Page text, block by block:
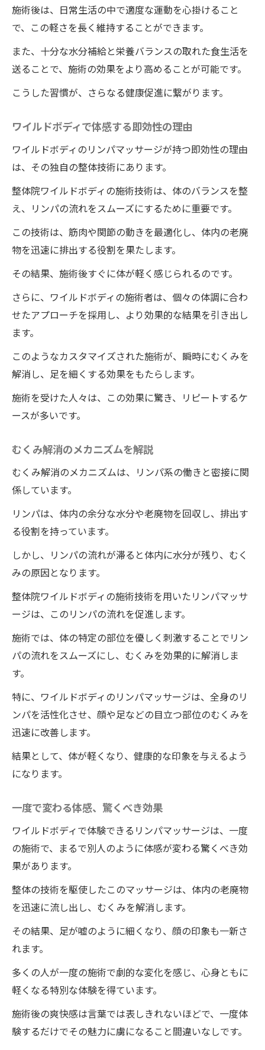
施術後は、日常生活の中で適度な運動を心掛けること
で、この軽さを長く維持することができます。
また、十分な水分補給と栄養バランスの取れた食生活を
送ることで、施術の効果をより高めることが可能です。
こうした習慣が、さらなる健康促進に繋がります。
ワイルドボディで体感する即効性の理由
ワイルドボディのリンパマッサージが持つ即効性の理由
は、その独自の整体技術にあります。
整体院ワイルドボディの施術技術は、体のバランスを整
え、リンパの流れをスムーズにするために重要です。
この技術は、筋肉や関節の動きを最適化し、体内の老廃
物を迅速に排出する役割を果たします。
その結果、施術後すぐに体が軽く感じられるのです。
さらに、ワイルドボディの施術者は、個々の体調に合わ
せたアプローチを採用し、より効果的な結果を引き出し
ます。
このようなカスタマイズされた施術が、瞬時にむくみを
解消し、足を細くする効果をもたらします。
施術を受けた人々は、この効果に驚き、リピートするケ
ースが多いです。
むくみ解消のメカニズムを解説
むくみ解消のメカニズムは、リンパ系の働きと密接に関
係しています。
リンパは、体内の余分な水分や老廃物を回収し、排出す
る役割を持っています。
しかし、リンパの流れが滞ると体内に水分が残り、むく
みの原因となります。
整体院ワイルドボディの施術技術を用いたリンパマッサ
ージは、このリンパの流れを促進します。
施術では、体の特定の部位を優しく刺激することでリン
パの流れをスムーズにし、むくみを効果的に解消しま
す。
特に、ワイルドボディのリンパマッサージは、全身のリ
ンパを活性化させ、顔や足などの目立つ部位のむくみを
迅速に改善します。
結果として、体が軽くなり、健康的な印象を与えるよう
になります。
一度で変わる体感、驚くべき効果
ワイルドボディで体験できるリンパマッサージは、一度
の施術で、まるで別人のように体感が変わる驚くべき効
果があります。
整体の技術を駆使したこのマッサージは、体内の老廃物
を迅速に流し出し、むくみを解消します。
その結果、足が嘘のように細くなり、顔の印象も一新さ
れます。
多くの人が一度の施術で劇的な変化を感じ、心身ともに
軽くなる特別な体験を得ています。
施術後の爽快感は言葉では表しきれないほどで、一度体
験するだけでその魅力に虜になること間違いなしです。